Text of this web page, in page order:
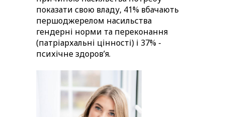
показати свою владу, 41% вбачають
першоджерелом насильства
гендерні норми та переконання
(патріархальні цінності) і 37% -
психічне здоровʼя.